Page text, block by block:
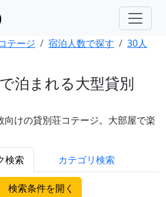
テージ 宿泊人数で探す
30人
泊まれる大型貸別
向けの貸別荘コテージ。大部屋で楽
検索 カテゴリ検索
検索条件を開く